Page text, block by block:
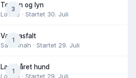
3
Torden og lyn
Lovise · Startet 30. Juli
1
Varm asfalt
Savannah · Startet 29. Juli
1
Langhåret hund
Lovise · Startet 29. Juli